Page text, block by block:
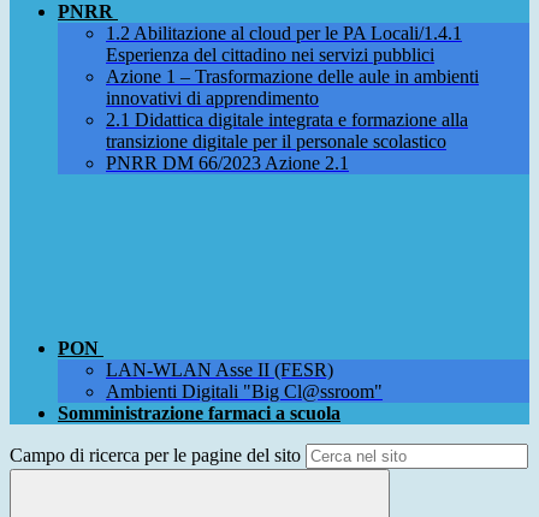
PNRR
1.2 Abilitazione al cloud per le PA Locali/1.4.1
Esperienza del cittadino nei servizi pubblici
Azione 1 – Trasformazione delle aule in ambienti
innovativi di apprendimento
2.1 Didattica digitale integrata e formazione alla
transizione digitale per il personale scolastico
PNRR DM 66/2023 Azione 2.1
PON
LAN-WLAN Asse II (FESR)
Ambienti Digitali "Big Cl@ssroom"
Somministrazione farmaci a scuola
Campo di ricerca per le pagine del sito